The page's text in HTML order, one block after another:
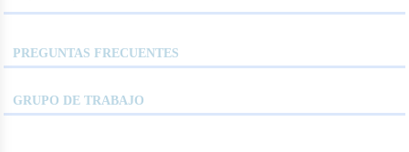
PREGUNTAS FRECUENTES
GRUPO DE TRABAJO